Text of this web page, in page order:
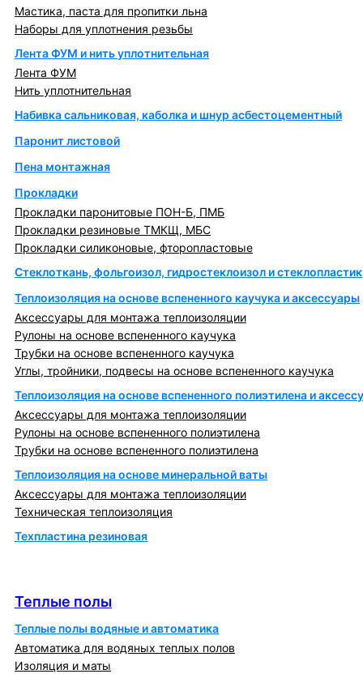
Мастика, паста для пропитки льна
Наборы для уплотнения резьбы
Лента ФУМ и нить уплотнительная
Лента ФУМ
Нить уплотнительная
Набивка сальниковая, каболка и шнур асбестоцементный
Паронит листовой
Пена монтажная
Прокладки
Прокладки паронитовые ПОН-Б, ПМБ
Прокладки резиновые ТМКЩ, МБС
Прокладки силиконовые, фторопластовые
Стеклоткань, фольгоизол, гидростеклоизол и стеклопластик
Теплоизоляция на основе вспененного каучука и аксессуары
Аксессуары для монтажа теплоизоляции
Рулоны на основе вспененного каучука
Трубки на основе вспененного каучука
Углы, тройники, подвесы на основе вспененного каучука
Теплоизоляция на основе вспененного полиэтилена и
Аксессуары для монтажа теплоизоляции
Рулоны на основе вспененного полиэтилена
Трубки на основе вспененного полиэтилена
Теплоизоляция на основе минеральной ваты
Аксессуары для монтажа теплоизоляции
Техническая теплоизоляция
Техпластина резиновая
Теплые полы
Теплые полы водяные и автоматика
Автоматика для водяных теплых полов
Изоляция и маты